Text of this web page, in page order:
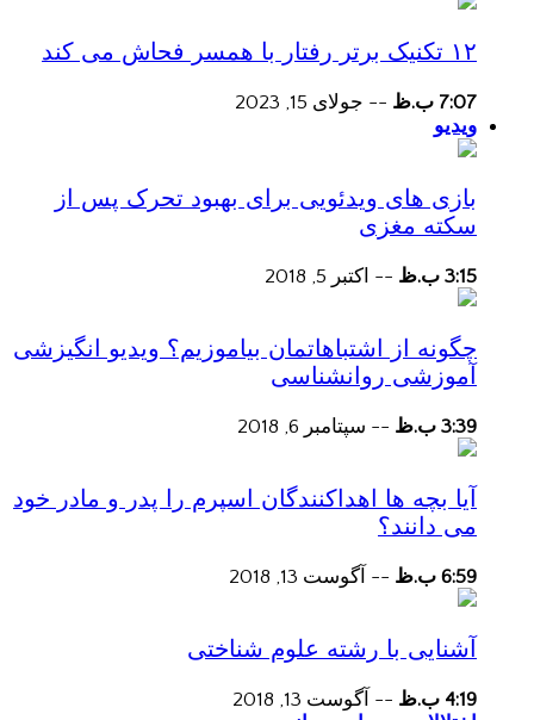
۱۲ تکنیک برتر رفتار با همسر فحاش می کند
7:07 ب.ظ -- جولای 15, 2023
ویدیو
بازی های ویدئویی برای بهبود تحرک پس از
سکته مغزی
3:15 ب.ظ -- اکتبر 5, 2018
چگونه از اشتباهاتمان بیاموزیم؟ ویدیو انگیزشی
آموزشی روانشناسی
3:39 ب.ظ -- سپتامبر 6, 2018
آیا بچه ها اهداکنندگان اسپرم را پدر و مادر خود
می دانند؟
6:59 ب.ظ -- آگوست 13, 2018
آشنایی با رشته علوم شناختی
4:19 ب.ظ -- آگوست 13, 2018